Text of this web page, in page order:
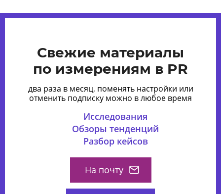
Свежие материалы
по измерениям в PR
два раза в месяц, поменять настройки или
отменить подписку можно в любое время
Исследования
Обзоры тенденций
Разбор кейсов
На почту